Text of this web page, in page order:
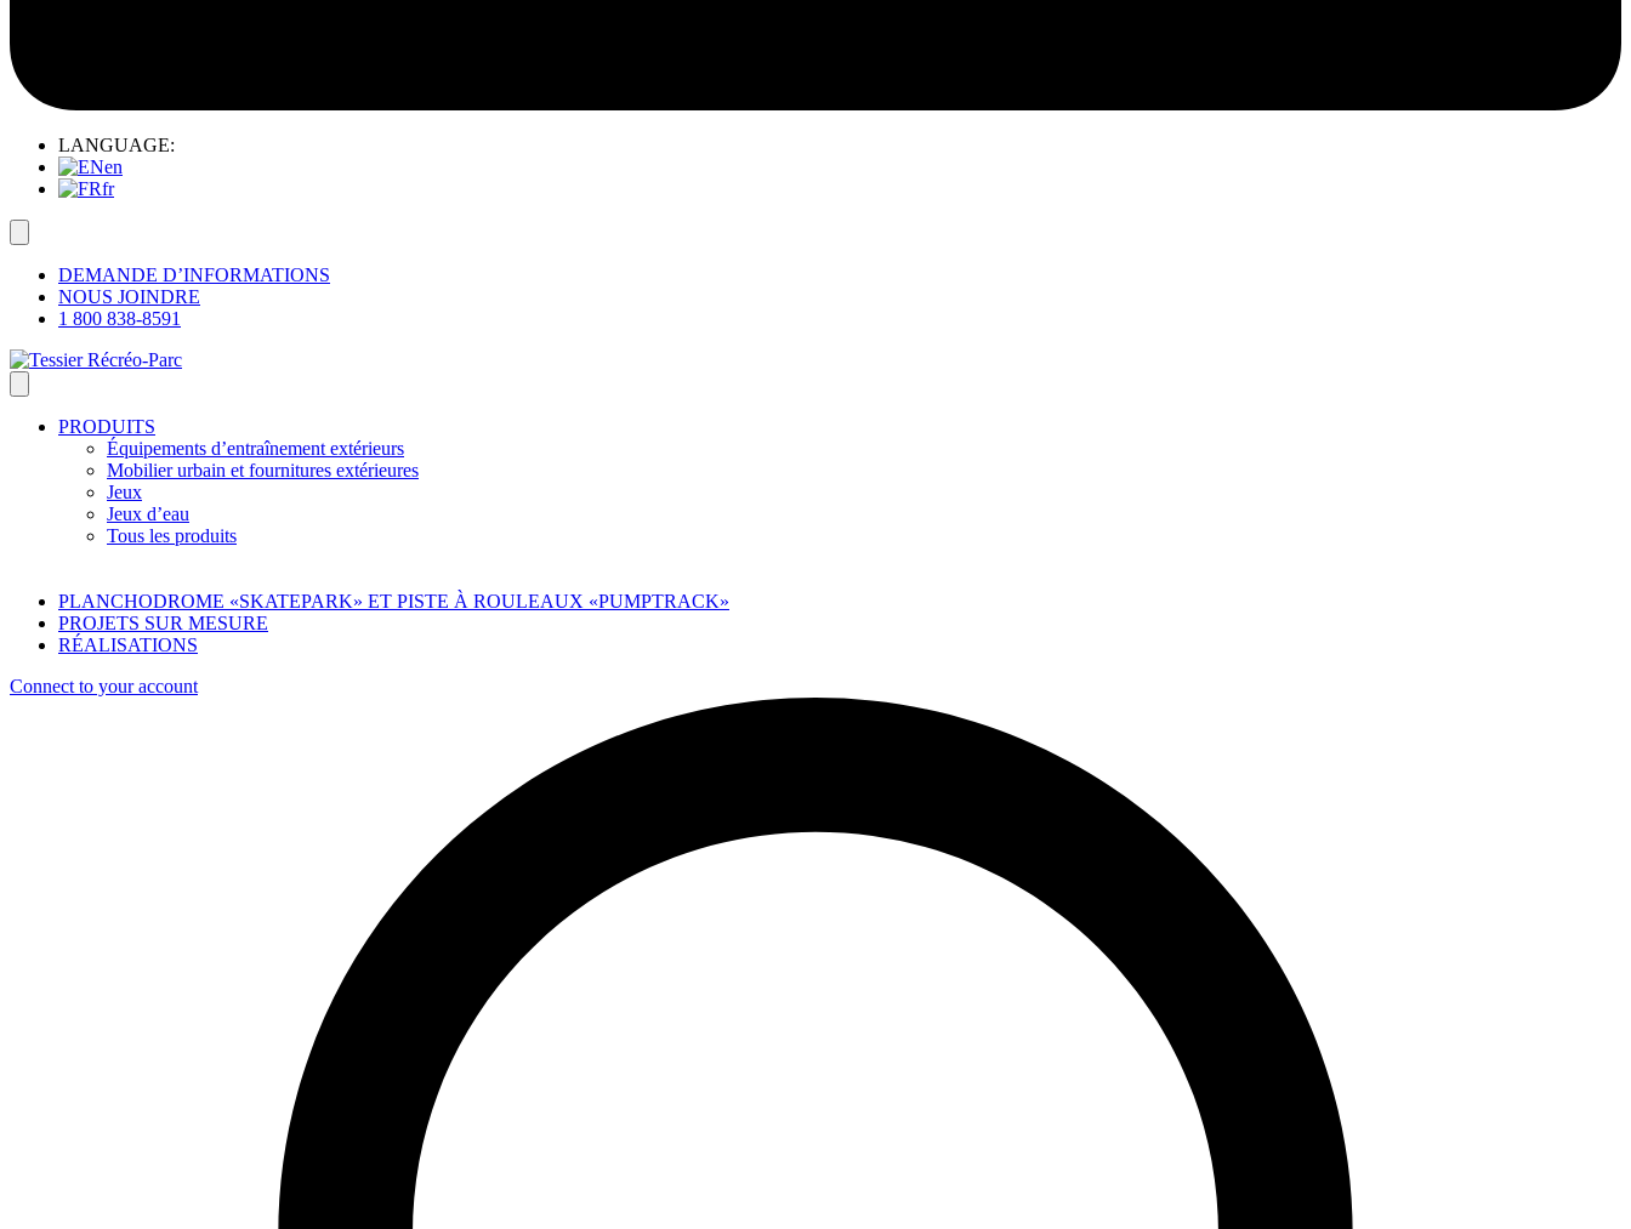
LANGUAGE:
en
fr
DEMANDE D’INFORMATIONS
NOUS JOINDRE
1 800 838-8591
PRODUITS
Équipements d’entraînement extérieurs
Mobilier urbain et fournitures extérieures
Jeux
Jeux d’eau
Tous les produits
PLANCHODROME «SKATEPARK» ET PISTE À ROULEAUX «PUMPTRACK»
PROJETS SUR MESURE
RÉALISATIONS
Connect to your account